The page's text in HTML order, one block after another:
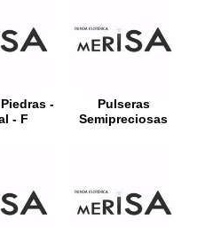
-
- F
Pulseras
Semipreciosas